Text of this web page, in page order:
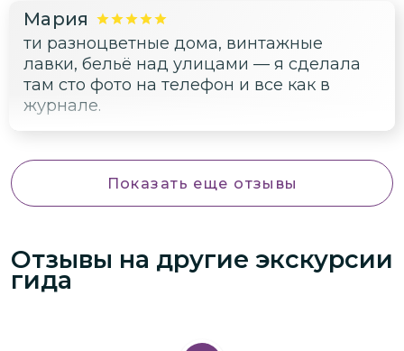
Мария
ти разноцветные дома, винтажные
лавки, бельё над улицами — я сделала
там сто фото на телефон и все как в
журнале.
Показать еще отзывы
Отзывы на другие экскурсии
гида